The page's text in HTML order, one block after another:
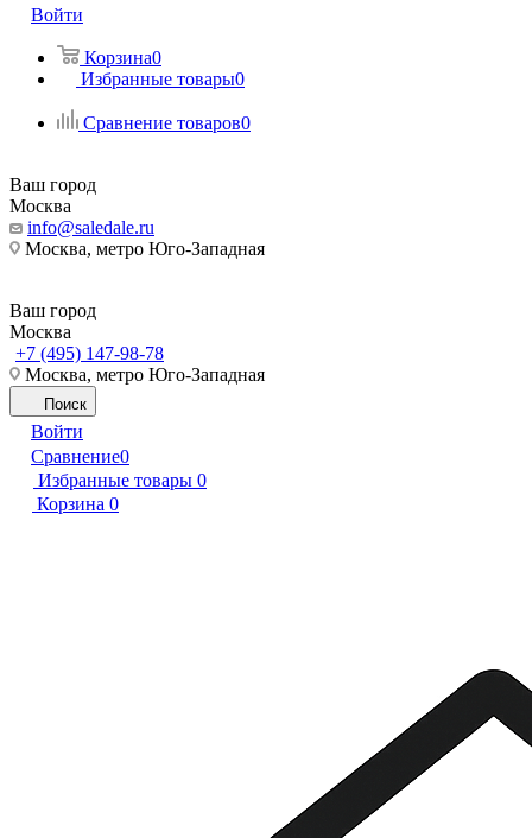
Войти
Корзина0
Избранные товары0
Сравнение товаров0
Ваш город
Москва
info@saledale.ru
Москва, метро Юго-Западная
Ваш город
Москва
+7 (495) 147-98-78
Москва, метро Юго-Западная
Поиск
Войти
Сравнение0
Избранные товары 0
Корзина 0